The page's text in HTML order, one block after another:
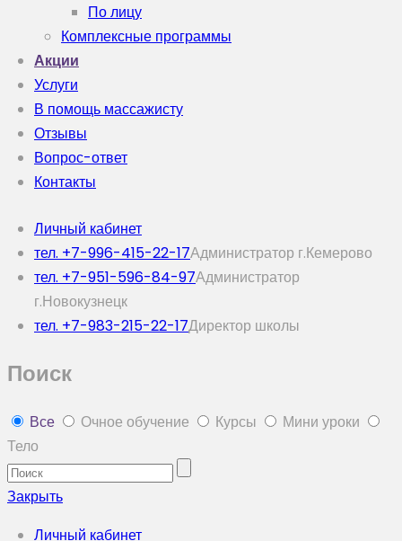
По лицу
Комплексные программы
Акции
Услуги
В помощь массажисту
Отзывы
Вопрос-ответ
Контакты
Личный кабинет
тел. +7-996-415-22-17Администратор г.Кемерово
тел. +7-951-596-84-97Администратор
г.Новокузнецк
тел. +7-983-215-22-17Директор школы
Поиск
Все Очное обучение Курсы
Мини уроки
Тело
Закрыть
Личный кабинет